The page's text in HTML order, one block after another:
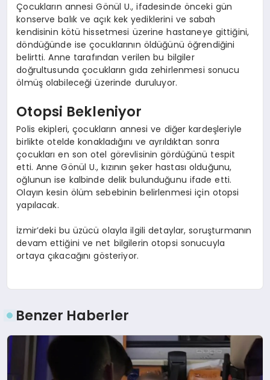
Çocukların annesi Gönül U., ifadesinde önceki gün
konserve balık ve açık kek yediklerini ve sabah
kendisinin kötü hissetmesi üzerine hastaneye gittiğini,
döndüğünde ise çocuklarının öldüğünü öğrendiğini
belirtti. Anne tarafından verilen bu bilgiler
doğrultusunda çocukların gıda zehirlenmesi sonucu
ölmüş olabileceği üzerinde duruluyor.
Otopsi Bekleniyor
Polis ekipleri, çocukların annesi ve diğer kardeşleriyle
birlikte otelde konakladığını ve ayrıldıktan sonra
çocukları en son otel görevlisinin gördüğünü tespit
etti. Anne Gönül U., kızının şeker hastası olduğunu,
oğlunun ise kalbinde delik bulunduğunu ifade etti.
Olayın kesin ölüm sebebinin belirlenmesi için otopsi
yapılacak.
İzmir’deki bu üzücü olayla ilgili detaylar, soruşturmanın
devam ettiğini ve net bilgilerin otopsi sonucuyla
ortaya çıkacağını gösteriyor.
Benzer Haberler